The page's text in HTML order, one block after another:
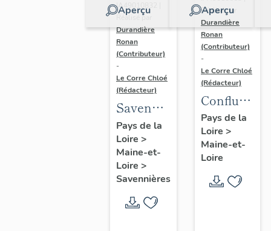
Aperçu
IA49010832 |
Réalisé par
Durandière
Ronan
(Contributeur)
-
Le Corre Chloé
(Rédacteur)
Savennières
:
présentation
de la
commune
Pays de la
Loire >
Maine-et-
Loire >
Savennières
Aperçu
Réalisé par
Durandière
Ronan
(Contributeur)
-
Le Corre Chloé
(Rédacteur)
Confluence
Maine-
Loire :
d'étude
Pays de la
Loire >
Maine-et-
Loire